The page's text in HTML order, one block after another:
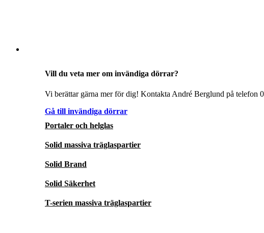
Vill du veta mer om invändiga dörrar?
Vi berättar gärna mer för dig! Kontakta André Berglund på telefon
Gå till invändiga dörrar
Portaler och helglas
Solid massiva träglaspartier
Solid Brand
Solid Säkerhet
T-serien massiva träglaspartier